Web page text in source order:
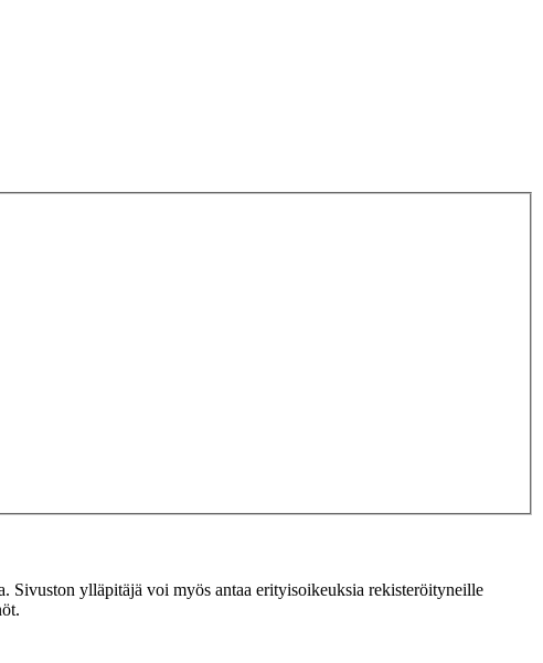
Sivuston ylläpitäjä voi myös antaa erityisoikeuksia rekisteröityneille